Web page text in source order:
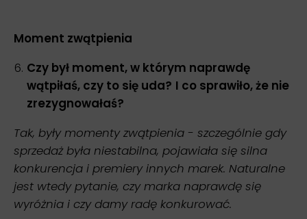
Moment zwątpienia
Czy był moment, w którym naprawdę
wątpiłaś, czy to się uda? I co sprawiło, że nie
zrezygnowałaś?
Tak, były momenty zwątpienia - szczególnie gdy
sprzedaż była niestabilna, pojawiała się silna
konkurencja i premiery innych marek. Naturalne
jest wtedy pytanie, czy marka naprawdę się
wyróżnia i czy damy radę konkurować.